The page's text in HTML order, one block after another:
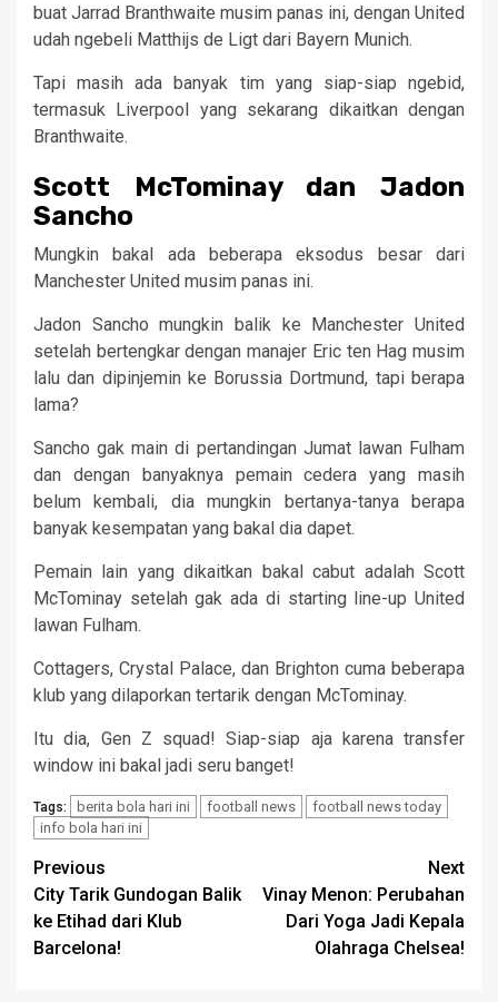
buat Jarrad Branthwaite musim panas ini, dengan United
udah ngebeli Matthijs de Ligt dari Bayern Munich.
Tapi masih ada banyak tim yang siap-siap ngebid,
termasuk Liverpool yang sekarang dikaitkan dengan
Branthwaite.
Scott McTominay dan Jadon
Sancho
Mungkin bakal ada beberapa eksodus besar dari
Manchester United musim panas ini.
Jadon Sancho mungkin balik ke Manchester United
setelah bertengkar dengan manajer Eric ten Hag musim
lalu dan dipinjemin ke Borussia Dortmund, tapi berapa
lama?
Sancho gak main di pertandingan Jumat lawan Fulham
dan dengan banyaknya pemain cedera yang masih
belum kembali, dia mungkin bertanya-tanya berapa
banyak kesempatan yang bakal dia dapet.
Pemain lain yang dikaitkan bakal cabut adalah Scott
McTominay setelah gak ada di starting line-up United
lawan Fulham.
Cottagers, Crystal Palace, dan Brighton cuma beberapa
klub yang dilaporkan tertarik dengan McTominay.
Itu dia, Gen Z squad! Siap-siap aja karena transfer
window ini bakal jadi seru banget!
Tags: berita bola hari ini football news
football news today
info bola hari ini
Continue
Reading
Previous
City Tarik Gundogan Balik
ke Etihad dari Klub
Barcelona!
Next
Vinay Menon: Perubahan
Dari Yoga Jadi Kepala
Olahraga Chelsea!